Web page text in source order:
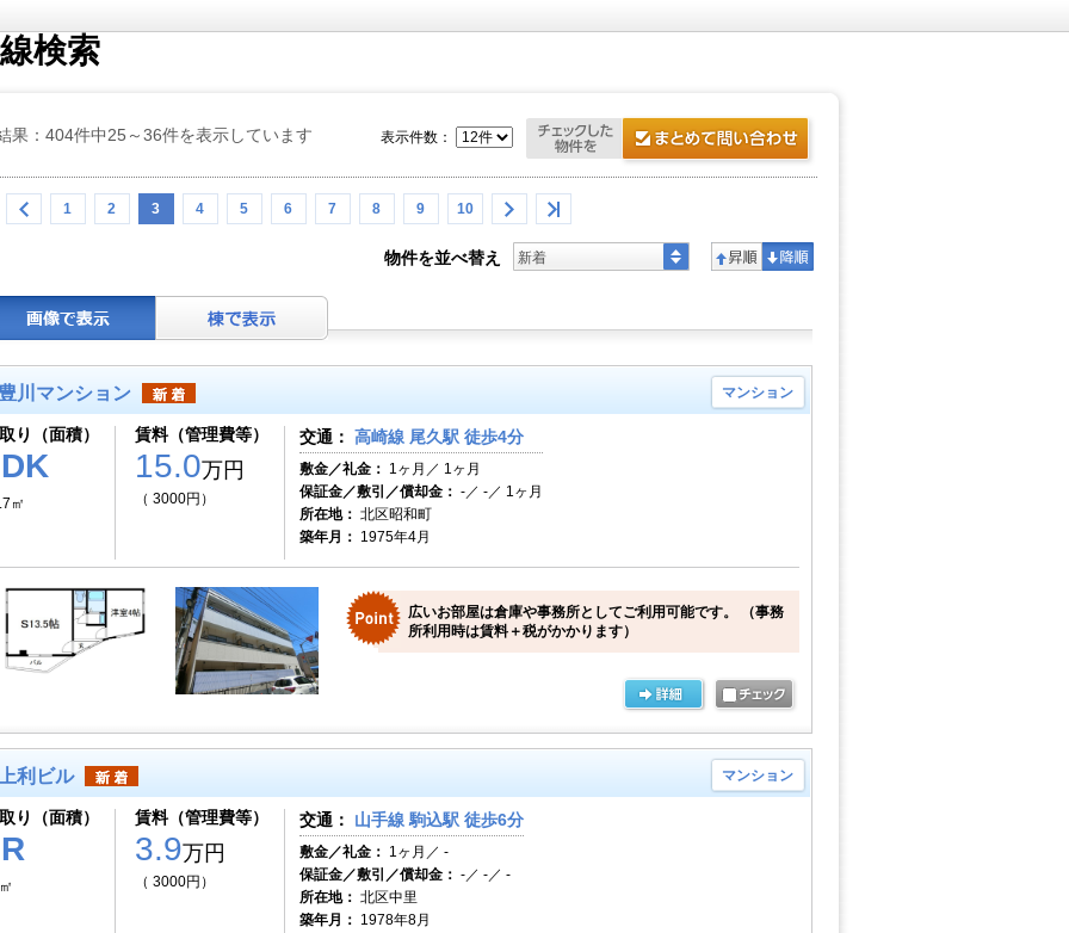
検索
果：404件中25～36件を表示しています
1 2 3 4 5 6 7 8 9 10
表示件数：
物件を並べ替え 新着
川マンション マンション
り（面積）
㎡
賃料（管理費等）
15.0万円
（ 3000円）
交通： 高崎線 尾久駅 徒歩4分
敷金／礼金： 1ヶ月／ 1ヶ月
保証金／敷引／償却金： -／ -／ 1ヶ月
所在地： 北区昭和町
築年月： 1975年4月
広いお部屋は倉庫や事務所としてご利用可能です。 （事務
所利用時は賃料＋税がかかります）
利ビル マンション
り（面積） 賃料（管理費等）
3.9万円
（ 3000円）
交通： 山手線 駒込駅 徒歩6分
敷金／礼金： 1ヶ月／ -
保証金／敷引／償却金： -／ -／ -
所在地： 北区中里
築年月： 1978年8月